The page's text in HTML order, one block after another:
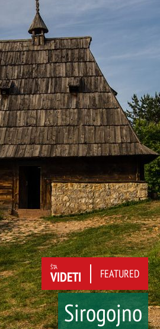
ŠTA
VIDETI FEATURED
Sirogojno